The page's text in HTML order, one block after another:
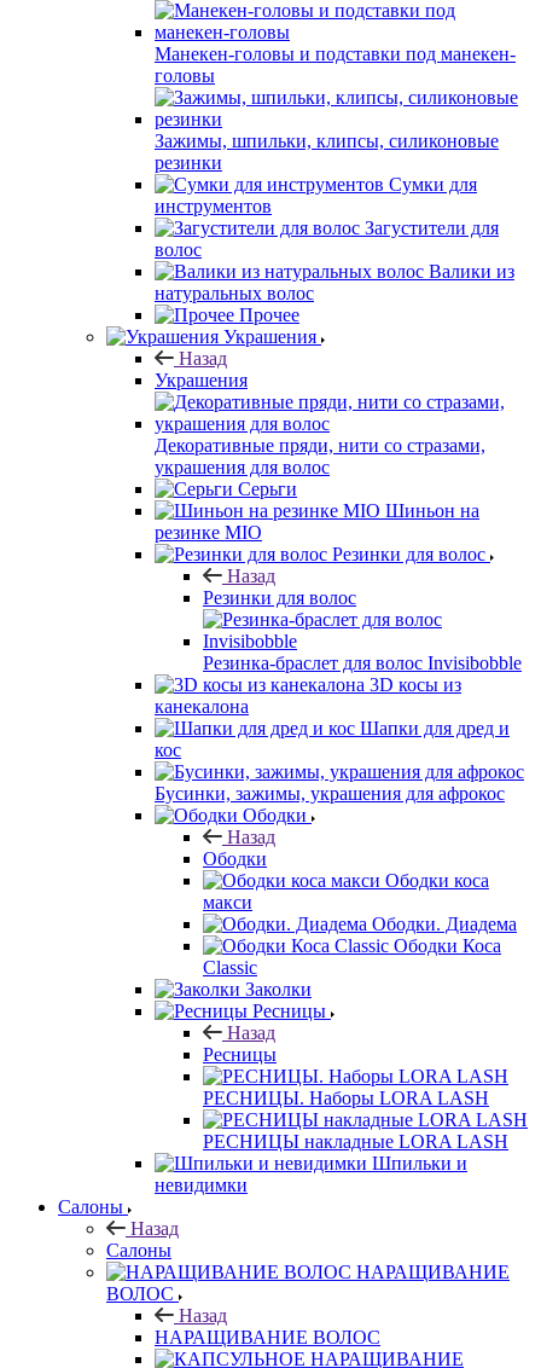
Манекен-головы и подставки под манекен-
головы
Зажимы, шпильки, клипсы, силиконовые
резинки
Сумки для
инструментов
Загустители для
волос
Валики из
натуральных волос
Прочее
Украшения
Назад
Украшения
Декоративные пряди, нити со стразами,
украшения для волос
Серьги
Шиньон на
резинке MIO
Резинки для волос
Назад
Резинки для волос
Резинка-браслет для волос Invisibobble
3D косы из
канекалона
Шапки для дред и
кос
Бусинки, зажимы, украшения для афрокос
Ободки
Назад
Ободки
Ободки коса
макси
Ободки. Диадема
Ободки Коса
Classic
Заколки
Ресницы
Назад
Ресницы
РЕСНИЦЫ. Наборы LORA LASH
РЕСНИЦЫ накладные LORA LASH
Шпильки и
невидимки
Салоны
Назад
Салоны
НАРАЩИВАНИЕ
ВОЛОС
Назад
НАРАЩИВАНИЕ ВОЛОС